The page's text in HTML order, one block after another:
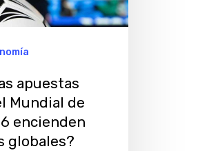
apuestas
Mundial de
encienden
globales?